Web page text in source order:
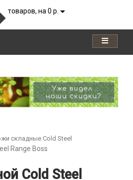
товаров, на 0 р.
складные Cold Steel
Range Boss
Cold Steel